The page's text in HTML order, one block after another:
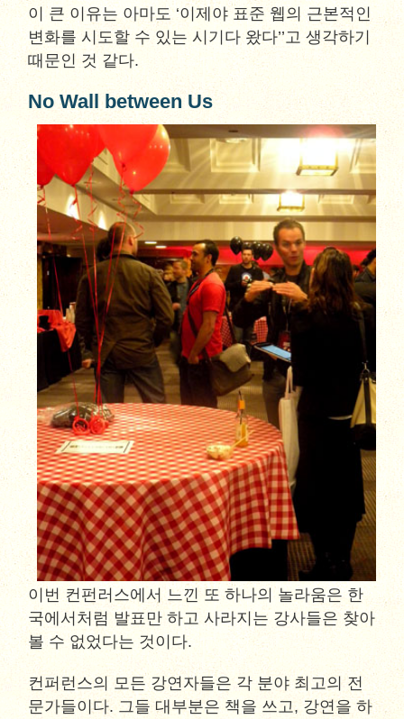
이 큰 이유는 아마도 ‘이제야 표준 웹의 근본적인
변화를 시도할 수 있는 시기다 왔다’’고 생각하기
때문인 것 같다.
No Wall between Us
이번 컨펀러스에서 느낀 또 하나의 놀라움은 한
국에서처럼 발표만 하고 사라지는 강사들은 찾아
볼 수 없었다는 것이다.
컨퍼런스의 모든 강연자들은 각 분야 최고의 전
문가들이다. 그들 대부분은 책을 쓰고, 강연을 하